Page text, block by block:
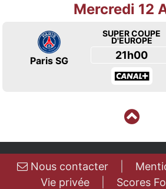
Mercredi 12
Paris SG
SUPER COUPE
D'EUROPE
21h00
Nous contacter
Vie privée| Scores